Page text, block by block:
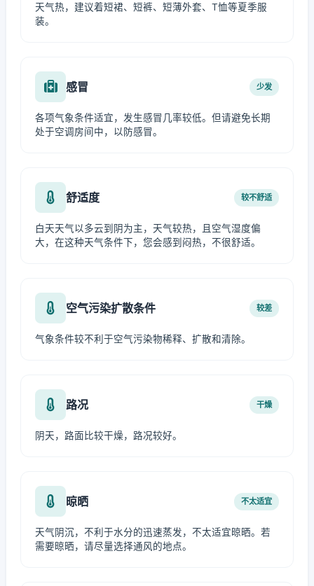
天气热，建议着短裙、短裤、短薄外套、T恤等夏季服
装。
感冒 少发
各项气象条件适宜，发生感冒几率较低。但请避免长期
处于空调房间中，以防感冒。
舒适度 较不舒适
白天天气以多云到阴为主，天气较热，且空气湿度偏
大，在这种天气条件下，您会感到闷热，不很舒适。
空气污染扩散条件 较差
气象条件较不利于空气污染物稀释、扩散和清除。
路况 干燥
阴天，路面比较干燥，路况较好。
晾晒 不太适宜
天气阴沉，不利于水分的迅速蒸发，不太适宜晾晒。若
需要晾晒，请尽量选择通风的地点。